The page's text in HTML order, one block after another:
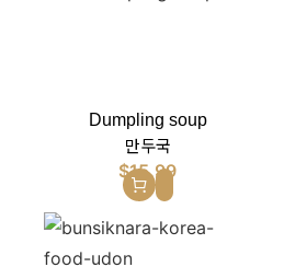
Dumpling soup
만두국
$15.99